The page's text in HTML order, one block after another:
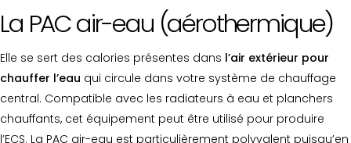
La PAC air-eau (aérothermique)
Elle se sert des calories présentes dans l’air extérieur pour
chauffer l’eau qui circule dans votre système de chauffage
central. Compatible avec les radiateurs à eau et planchers
chauffants, cet équipement peut être utilisé pour produire
l’ECS. La PAC air-eau est particulièrement polyvalent puisqu’en